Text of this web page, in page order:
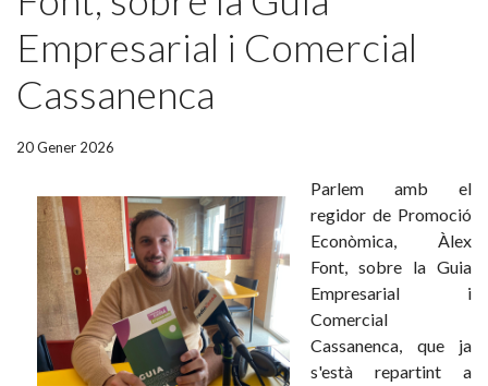
Empresarial i Comercial
Cassanenca
20 Gener 2026
Parlem amb el
regidor de Promoció
Econòmica, Àlex
Font, sobre la Guia
Empresarial i
Comercial
Cassanenca, que ja
s'està repartint a